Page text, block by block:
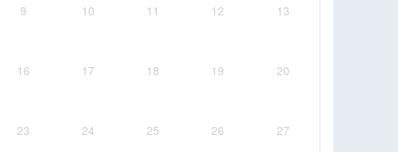
9 10 11 12 13
16 17 18 19 20
23 24 25 26 27